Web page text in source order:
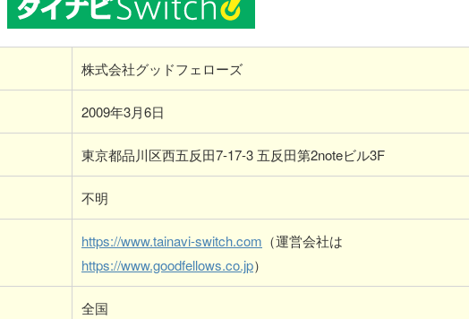
株式会社グッドフェローズ
2009年3月6日
東京都品川区西五反田7-17-3 五反田第2noteビル3F
不明
https://www.tainavi-switch.com （運営会社は
https://www.goodfellows.co.jp）
全国